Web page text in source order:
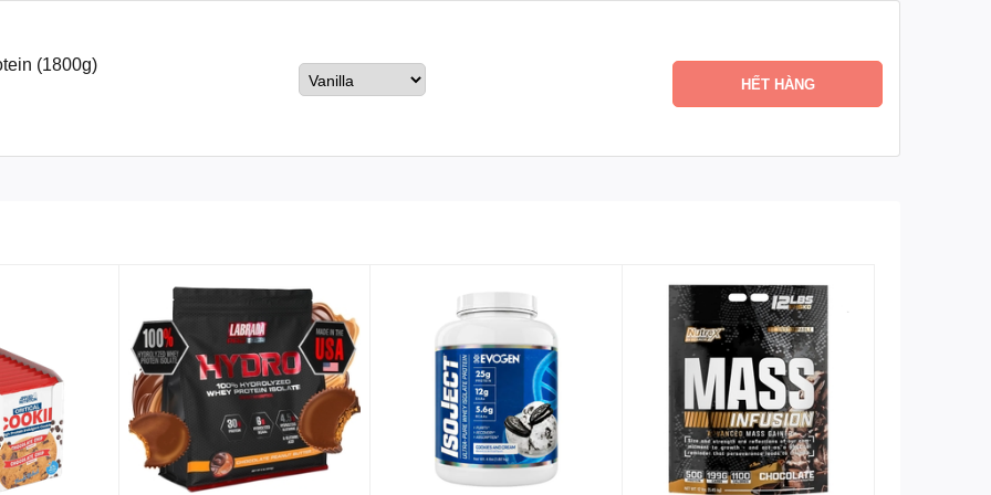
mẽ:
cấp protein hoàn chỉnh với tất cả 9 axit amin thiết yếu (EAA), đặc biệt giàu glutamine và arginine, hỗ trợ phục hồi và tuần
chất béo, đảm bảo độ tinh khiết cao.
khẩu phần và hồ sơ axit amin hoàn chỉnh, sản phẩm kích thích MPS tương đương whey protein. Một nghiên cứu năm 2015
chỉ ra rằng pea protein isolate tăng độ dày cơ bắp tương tự whey sau 12 tuần tập kháng lực (0.2-0.3cm ở cơ tứ
hơn whey) để hỗ trợ phục hồi cơ bắp. Arginine từ đậu Hà Lan và đậu nành tăng sản xuất NO, cải thiện lưu thông máu,
hơn, thúc đẩy tăng trưởng cơ qua cơ chế căng thẳng cơ học và chuyển hóa.
lactose hay gluten, Critical Plant Protein giảm nguy cơ đầy hơi hoặc dị ứng, phù hợp cho người nhạy cảm với sữa hoặc
Brown Rice Protein cung cấp chất chống oxy hóa như ferulic acid, giảm stress oxy hóa sau tập luyện, với nghiên cứu
viêm toàn thân lên đến 15% ở người tập luyện thường xuyên. Soya protein còn chứa isoflavone, hỗ trợ sức khỏe tim
Journal of Clinical Nutrition, 2019, giảm 3-5% sau 6 tuần).
(1800g)
HẾT HÀNG